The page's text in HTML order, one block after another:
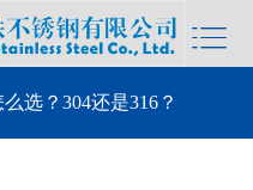

选？304还是316？